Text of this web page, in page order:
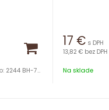
2244 BH-7882
17 € s DPH
13,82 € bez DPH
Na sklade